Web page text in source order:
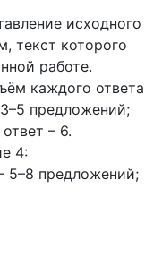
исходного
текст которого
работе.
каждого ответа
предложений;
– 6.
4:
5–8 предложений;